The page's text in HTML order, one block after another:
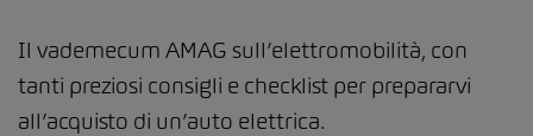
Il vademecum AMAG sull’elettromobilità, con
tanti preziosi consigli e checklist per prepararvi
all’acquisto di un’auto elettrica.